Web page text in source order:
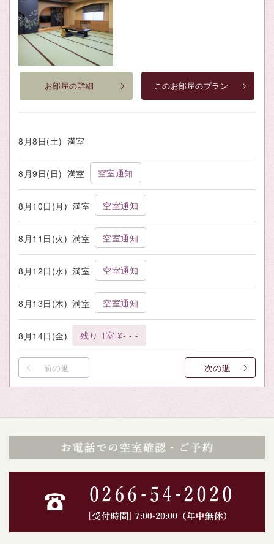
お部屋の詳細 このお部屋のプラン
8月8日(土) 満室
8月9日(日) 満室 空室通知
8月10日(月) 満室 空室通知
8月11日(火) 満室 空室通知
8月12日(水) 満室 空室通知
8月13日(木) 満室 空室通知
8月14日(金) 残り 1室 ¥- - -
前の週 次の週